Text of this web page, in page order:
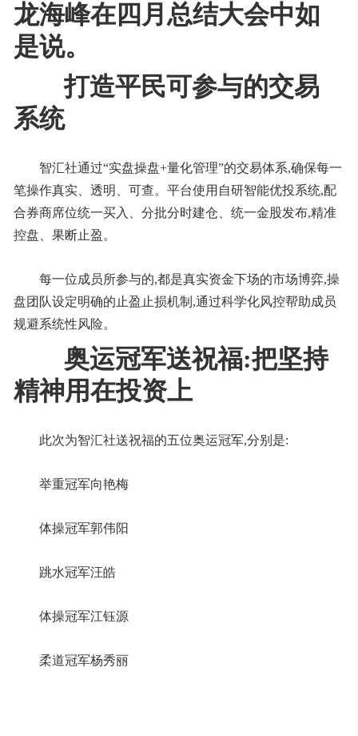
龙海峰在四月总结大会中如
是说。
打造平民可参与的交易
系统
智汇社通过“实盘操盘+量化管理”的交易体系,确保每一
笔操作真实、透明、可查。平台使用自研智能优投系统,配
合券商席位统一买入、分批分时建仓、统一金股发布,精准
控盘、果断止盈。
每一位成员所参与的,都是真实资金下场的市场博弈,操
盘团队设定明确的止盈止损机制,通过科学化风控帮助成员
规避系统性风险。
奥运冠军送祝福:把坚持
精神用在投资上
此次为智汇社送祝福的五位奥运冠军,分别是:
举重冠军向艳梅
体操冠军郭伟阳
跳水冠军汪皓
体操冠军江钰源
柔道冠军杨秀丽